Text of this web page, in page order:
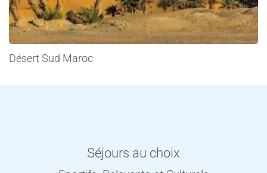
Désert Sud Maroc
Séjours au choix